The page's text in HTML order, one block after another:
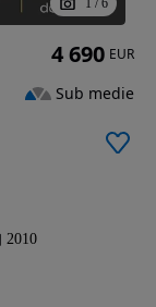
2010
4 690 EUR
Sub medie